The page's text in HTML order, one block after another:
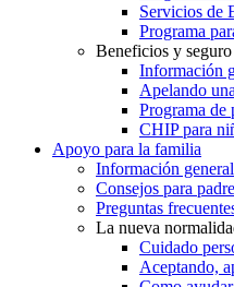
Servicios de
Programa
Beneficios y
Información
Apelando
Programa de
CHIP para
Apoyo para la familia
Información general
Consejos para
Preguntas
La nueva
Cuidado
Aceptando,